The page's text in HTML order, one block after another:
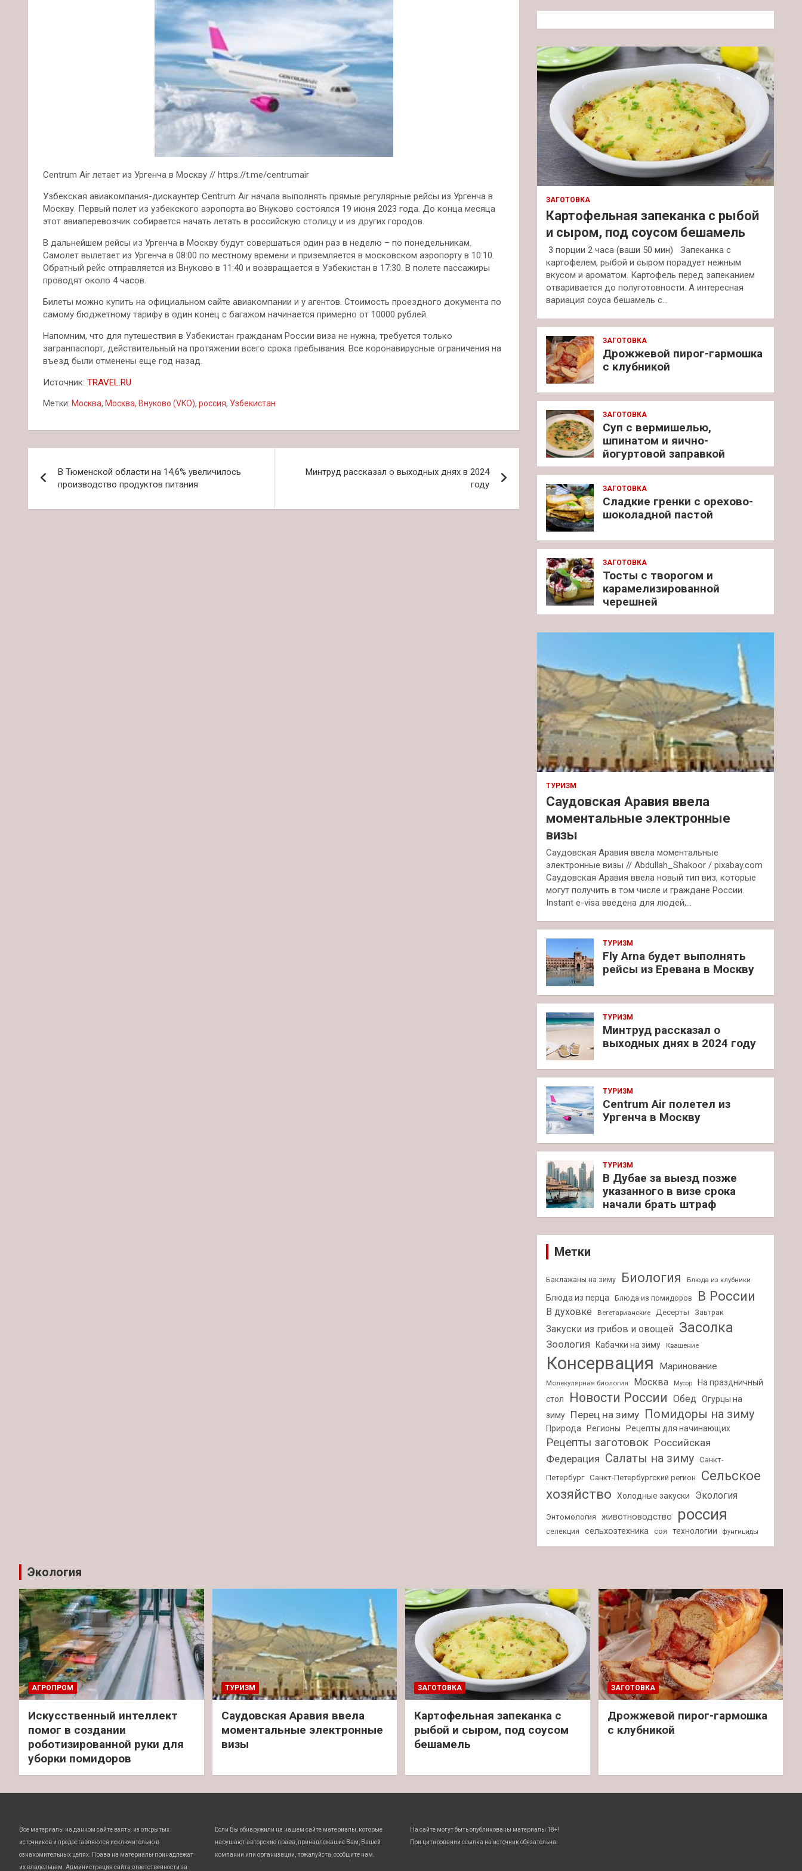
Centrum Air летает из Ургенча в Москву // https://t.me/centrumair
Узбекская авиакомпания-дискаунтер Centrum Air начала выполнять прямые регулярные рейсы из Ургенча в
Москву. Первый полет из узбекского аэропорта во Внуково состоялся 19 июня 2023 года. До конца месяца
этот авиаперевозчик собирается начать летать в российскую столицу и из других городов.
В дальнейшем рейсы из Ургенча в Москву будут совершаться один раз в неделю – по понедельникам.
Самолет вылетает из Ургенча в 08:00 по местному времени и приземляется в московском аэропорту в 10:10.
Обратный рейс отправляется из Внуково в 11:40 и возвращается в Узбекистан в 17:30. В полете пассажиры
проводят около 4 часов.
Билеты можно купить на официальном сайте авиакомпании и у агентов. Стоимость проездного документа по
самому бюджетному тарифу в один конец с багажом начинается примерно от 10000 рублей.
Напомним, что для путешествия в Узбекистан гражданам России виза не нужна, требуется только
загранпаспорт, действительный на протяжении всего срока пребывания. Все коронавирусные ограничения на
въезд были отменены еще год назад.
Источник: TRAVEL.RU
Метки: Москва, Москва, Внуково (VKO), россия, Узбекистан
по
записям
В Тюменской области на 14,6% увеличилось
производство продуктов питания
Минтруд рассказал о выходных днях в 2024
году
к
ЗАГОТОВКА
Картофельная запеканка с рыбой
и сыром, под соусом бешамель
3 порции 2 часа (ваши 50 мин) Запеканка с
картофелем, рыбой и сыром порадует нежным
вкусом и ароматом. Картофель перед запеканием
отваривается до полуготовности. А интересная
вариация соуса бешамель с…
ЗАГОТОВКА
Дрожжевой пирог-гармошка
с клубникой
ЗАГОТОВКА
Суп с вермишелью,
шпинатом и яично-
йогуртовой заправкой
ЗАГОТОВКА
Сладкие гренки с орехово-
шоколадной пастой
ЗАГОТОВКА
Тосты с творогом и
карамелизированной
черешней
ТУРИЗМ
Саудовская Аравия ввела
моментальные электронные
визы
Саудовская Аравия ввела моментальные
электронные визы // Abdullah_Shakoor / pixabay.com
Саудовская Аравия ввела новый тип виз, которые
могут получить в том числе и граждане России.
Instant e-visa введена для людей,…
ТУРИЗМ
Fly Arna будет выполнять
рейсы из Еревана в Москву
ТУРИЗМ
Минтруд рассказал о
выходных днях в 2024 году
ТУРИЗМ
Centrum Air полетел из
Ургенча в Москву
ТУРИЗМ
В Дубае за выезд позже
указанного в визе срока
начали брать штраф
Метки
Баклажаны на зиму Биология Блюда из клубники
Блюда из перца Блюда из помидоров В России
В духовке Вегетарианские Десерты Завтрак
Закуски из грибов и овощей Засолка
Зоология Кабачки на зиму Квашение
Консервация Маринование
Молекулярная биология Москва Мусор
На праздничный
стол
Новости России Обед
Огурцы на
зиму
Перец на зиму Помидоры на зиму
Природа Регионы Рецепты для начинающих
Рецепты заготовок Российская
Федерация Салаты на зиму
Санкт-
Петербург Санкт-Петербургский регион
Сельское
хозяйство
Холодные закуски Экология
Энтомология животноводство россия
селекция сельхозтехника соя технологии фунгициды
Экология
АГРОПРОМ
Искусственный интеллект
помог в создании
роботизированной руки для
уборки помидоров
ТУРИЗМ
Саудовская Аравия ввела
моментальные электронные
визы
ЗАГОТОВКА
Картофельная запеканка с
рыбой и сыром, под соусом
бешамель
ЗАГОТОВКА
Дрожжевой пирог-гармошка
с клубникой
Все материалы на данном сайте взяты из открытых
источников и предоставляются исключительно в
ознакомительных целях. Права на материалы принадлежат
их владельцам. Администрация сайта ответственности за
Если Вы обнаружили на нашем сайте материалы, которые
нарушают авторские права, принадлежащие Вам, Вашей
компании или организации, пожалуйста, сообщите нам.
На сайте могут быть опубликованы материалы 18+!
При цитировании ссылка на источник обязательна.